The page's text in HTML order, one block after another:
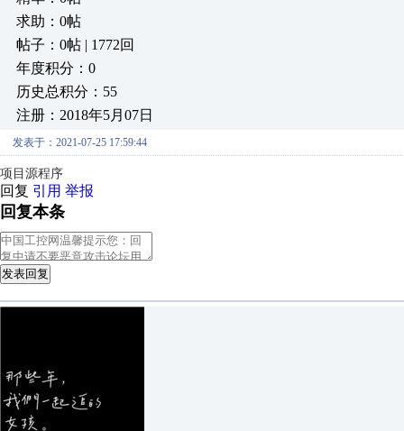
求助：0帖
帖子：0帖 | 1772回
年度积分：0
历史总积分：55
注册：2018年5月07日
发表于：2021-07-25 17:59:44
项目源程序
回复 引用 举报
回复本条
发表回复